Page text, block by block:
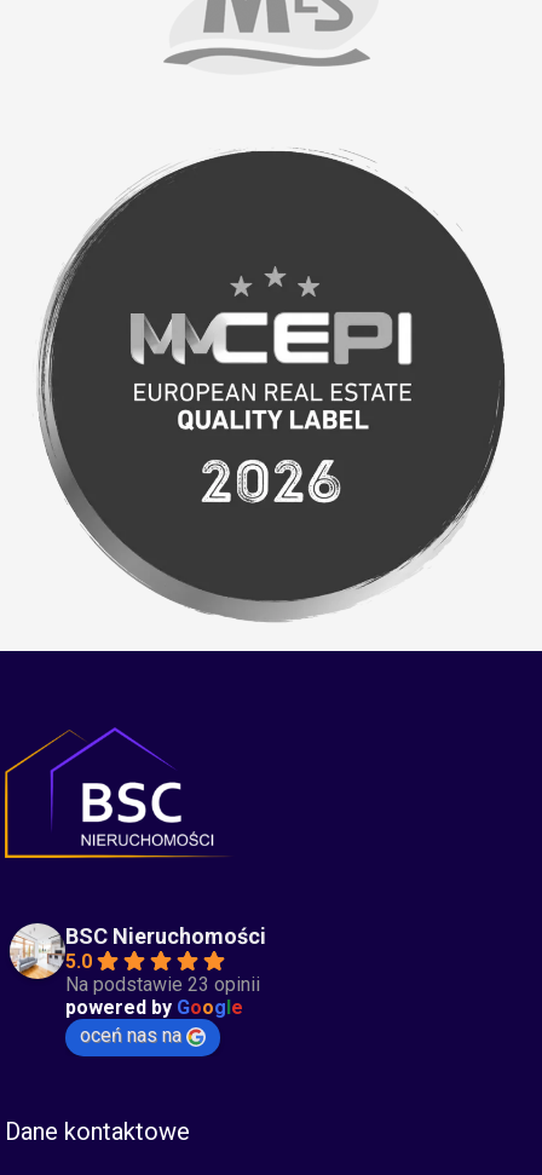
BSC Nieruchomości
5.0
Na podstawie 23 opinii
powered by Goog e
oceń nas na
Dane kontaktowe